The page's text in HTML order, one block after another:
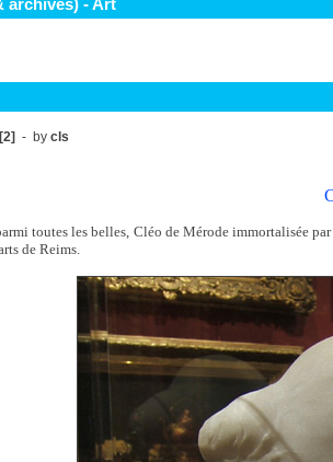
archives) - Art
- by cls
toutes les belles, Cléo de Mérode immortalisée
de Reims.